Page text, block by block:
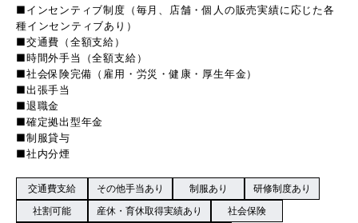
■インセンティブ制度（毎月、店舗・個人の販売実績に応じた各
種インセンティブあり）
■交通費（全額支給）
■時間外手当（全額支給）
■社会保険完備（雇用・労災・健康・厚生年金）
■出張手当
■退職金
■確定拠出型年金
■制服貸与
■社内分煙
交通費支給 その他手当あり 制服あり
研修制度あり
社割可能
産休・育休取得実績あり
社会保険